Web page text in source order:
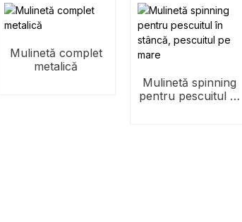
Mulinetă complet
metalică
Mulinetă spinning
pentru pescuitul în